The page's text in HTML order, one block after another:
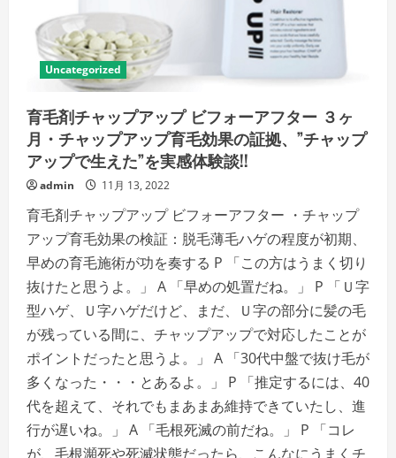
す
考
察
の
詳
細
を
覧
く
だ
さ
い
う！
シ
ャ
ン
プ
ー
編
詳
細
を
ご
覧
く
だ
い
Uncategorized
育毛剤チャップアップ ビフォーアフター ３ヶ
月・チャップアップ育毛効果の証拠、”チャップ
アップで生えた”を実感体験談!!
admin 11月 13, 2022
育毛剤チャップアップ ビフォーアフター ・チャップ
アップ育毛効果の検証：脱毛薄毛ハゲの程度が初期、
早めの育毛施術が功を奏する P 「この方はうまく切り
抜けたと思うよ。」 A 「早めの処置だね。」 P 「Ｕ字
型ハゲ、Ｕ字ハゲだけど、まだ、Ｕ字の部分に髪の毛
が残っている間に、チャップアップで対応したことが
ポイントだったと思うよ。」 A 「30代中盤で抜け毛が
多くなった・・・とあるよ。」 P 「推定するには、40
代を超えて、それでもまあまあ維持できていたし、進
行が遅いね。」 A 「毛根死滅の前だね。」 P 「コレ
が、毛根瀕死や死滅状態だったら、こんなにうまくチ